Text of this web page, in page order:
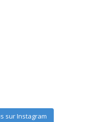
sur Instagram